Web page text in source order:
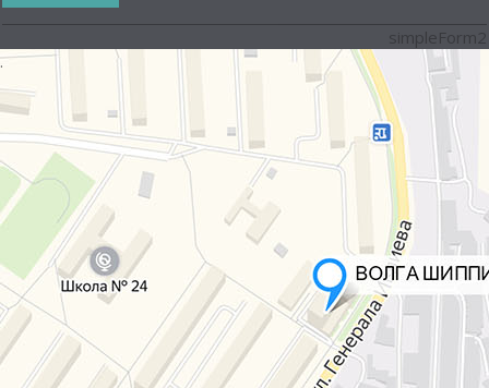
simpleForm2
.